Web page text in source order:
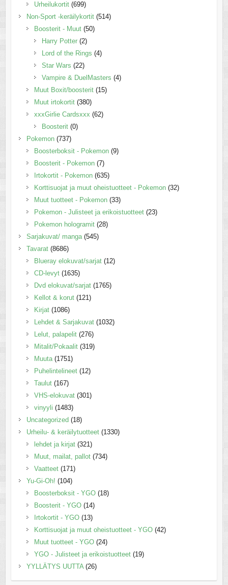
Urheilukortit (699)
Non-Sport -keräilykortit (514)
Boosterit - Muut (50)
Harry Potter (2)
Lord of the Rings (4)
Star Wars (22)
Vampire & DuelMasters (4)
Muut Boxit/boosterit (15)
Muut irtokortit (380)
xxxGirlie Cardsxxx (62)
Boosterit (0)
Pokemon (737)
Boosterboksit - Pokemon (9)
Boosterit - Pokemon (7)
Irtokortit - Pokemon (635)
Korttisuojat ja muut oheistuotteet - Pokemon (32)
Muut tuotteet - Pokemon (33)
Pokemon - Julisteet ja erikoistuotteet (23)
Pokemon hologramit (28)
Sarjakuvat/ manga (545)
Tavarat (8686)
Blueray elokuvat/sarjat (12)
CD-levyt (1635)
Dvd elokuvat/sarjat (1765)
Kellot & korut (121)
Kirjat (1086)
Lehdet & Sarjakuvat (1032)
Lelut, palapelit (276)
Mitalit/Pokaalit (319)
Muuta (1751)
Puhelintelineet (12)
Taulut (167)
VHS-elokuvat (301)
vinyyli (1483)
Uncategorized (18)
Urheilu- & keräilytuotteet (1330)
lehdet ja kirjat (321)
Muut, mailat, pallot (734)
Vaatteet (171)
Yu-Gi-Oh! (104)
Boosterboksit - YGO (18)
Boosterit - YGO (14)
Irtokortit - YGO (13)
Korttisuojat ja muut oheistuotteet - YGO (42)
Muut tuotteet - YGO (24)
YGO - Julisteet ja erikoistuotteet (19)
YYLLÄTYS UUTTA (26)